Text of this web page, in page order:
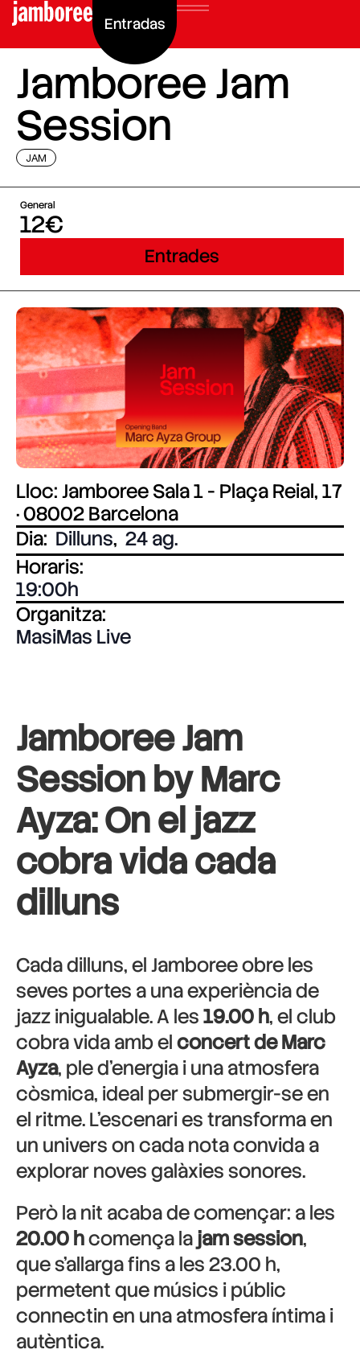
Entradas
Jamboree Jam
Session
JAM
General
12€
Entrades
Lloc: Jamboree Sala 1 - Plaça Reial, 17
· 08002 Barcelona
Dia: Dilluns, 24 ag.
Horaris:
19:00
Organitza:
MasiMas Live
Jamboree Jam
Session by Marc
Ayza: On el jazz
cobra vida cada
dilluns
Cada dilluns, el Jamboree obre les
seves portes a una experiència de
jazz inigualable. A les19.00 h, el club
cobra vida amb elconcert de Marc
Ayza, ple d’energia i una atmosfera
còsmica, ideal per submergir-se en
el ritme. L’escenari es transforma en
un univers on cada nota convida a
explorar noves galàxies sonores.
Però la nit acaba de començar: a les
20.00 hcomença lajam session,
que s’allarga fins a les 23.00 h,
permetent que músics i públic
connectin en una atmosfera íntima i
autèntica.